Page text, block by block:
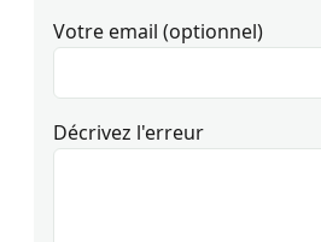
Votre email (optionnel)
Décrivez l'erreur